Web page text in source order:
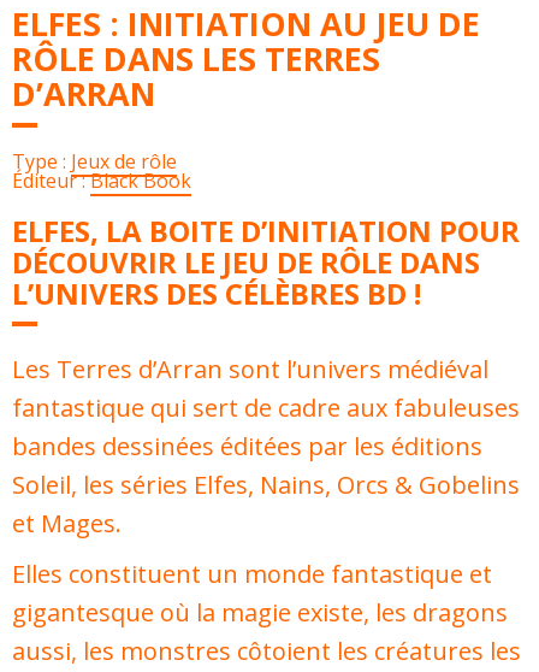
ELFES : INITIATION AU JEU DE
RÔLE DANS LES TERRES
D’ARRAN
Type : Jeux de rôle
Éditeur :Black Book
ELFES, LA BOITE D’INITIATION POUR
DÉCOUVRIR LE JEU DE RÔLE DANS
L’UNIVERS DES CÉLÈBRES BD !
Les Terres d’Arran sont l’univers médiéval
fantastique qui sert de cadre aux fabuleuses
bandes dessinées éditées par les éditions
Soleil, les séries Elfes, Nains, Orcs & Gobelins
et Mages.
Elles constituent un monde fantastique et
gigantesque où la magie existe, les dragons
aussi, les monstres côtoient les créatures les